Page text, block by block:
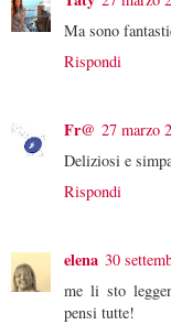
Ma sono
Rispondi
Fr@ 27 marzo
Deliziosi e
Rispondi
elena 30
me li sto
pensi tutte!